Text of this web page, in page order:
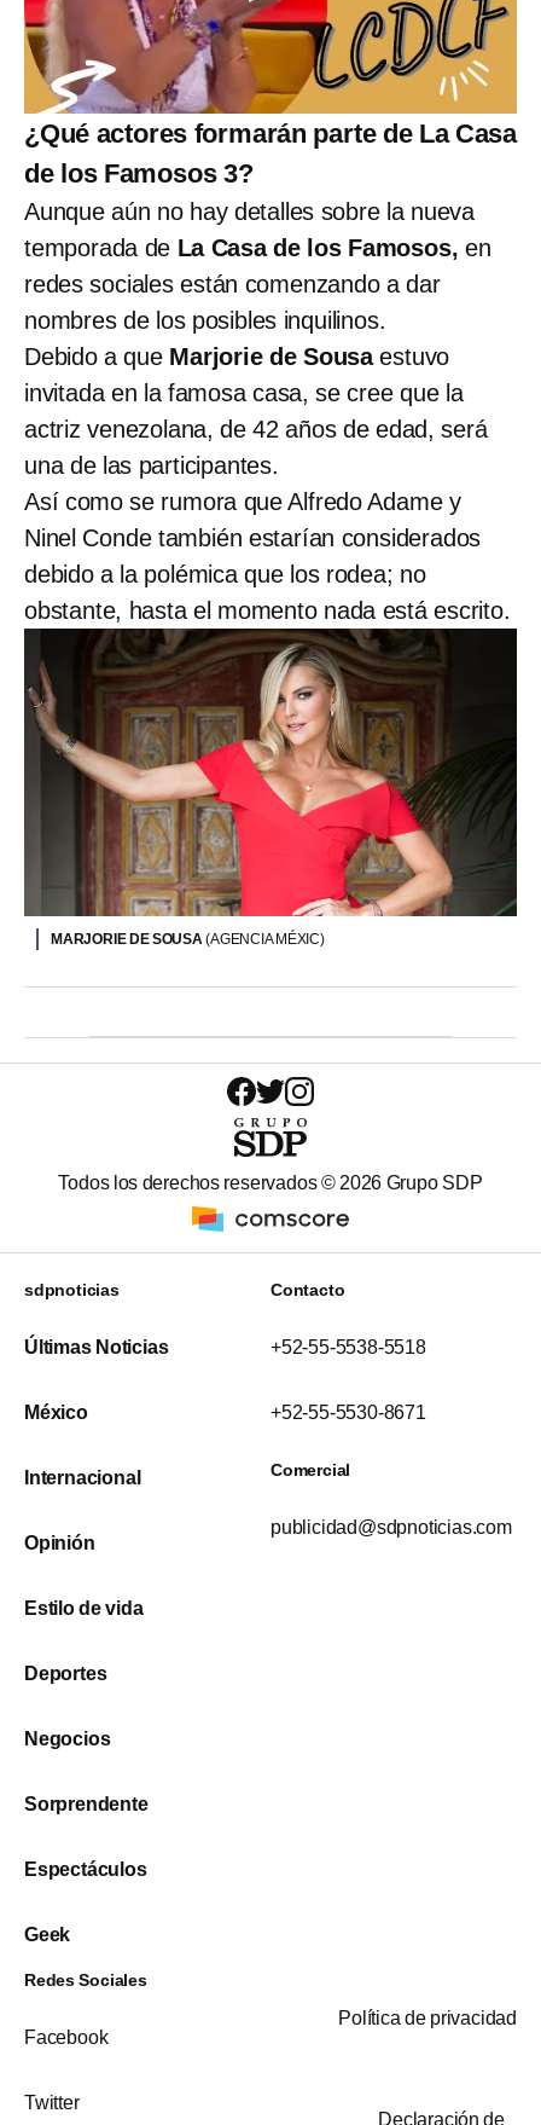
¿Qué actores formarán parte de La Casa
de los Famosos 3?
Aunque aún no hay detalles sobre la nueva
temporada de La Casa de los Famosos, en
redes sociales están comenzando a dar
nombres de los posibles inquilinos.
Debido a queMarjorie de Sousaestuvo
invitada en la famosa casa, se cree que la
actriz venezolana, de 42 años de edad, será
una de las participantes.
Así como se rumora que Alfredo Adame y
Ninel Conde también estarían considerados
debido a la polémica que los rodea; no
obstante, hasta el momento nada está escrito.
MARJORIE DE SOUSA(AGENCIA MÉXIC)
Todos los derechos reservados © 2026 Grupo SDP
sdpnoticias
Últimas Noticias
México
Internacional
Opinión
Estilo de vida
Deportes
Negocios
Sorprendente
Espectáculos
Geek
Contacto
+52-55-5538-5518
+52-55-5530-8671
Comercial
publicidad@sdpnoticias.com
Redes Sociales
Facebook
Twitter
Política de privacidad
Declaración de